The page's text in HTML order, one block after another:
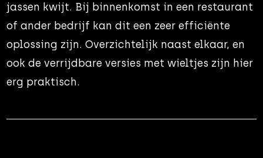
jassen kwijt. Bij binnenkomst in een restaurant
of ander bedrijf kan dit een zeer efficiënte
oplossing zijn. Overzichtelijk naast elkaar, en
ook de verrijdbare versies met wieltjes zijn hier
erg praktisch.